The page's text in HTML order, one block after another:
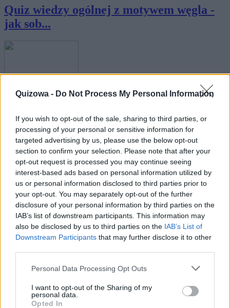
Quizowa - Do Not Process My Personal Information
If you wish to opt-out of the sale, sharing to third parties, or
processing of your personal or sensitive information for
targeted advertising by us, please use the below opt-out
section to confirm your selection. Please note that after your
opt-out request is processed you may continue seeing
interest-based ads based on personal information utilized by
us or personal information disclosed to third parties prior to
your opt-out. You may separately opt-out of the further
disclosure of your personal information by third parties on the
IAB’s list of downstream participants. This information may
also be disclosed by us to third parties on the IAB’s List of
Downstream Participants that may further disclose it to other
Personal Data Processing Opt Outs
I want to opt-out of the Sharing of my
personal data.
Opted In
Quiz wiedzy ogólnej z motywem węgla -
jak sob...
Wiedza ogólna
Londyński quiz wiedzy ogólnej -
sprawdzisz si...
Wiedza ogólna
Azjatycki quiz wiedzy ogólnej -
sprawdzisz si...